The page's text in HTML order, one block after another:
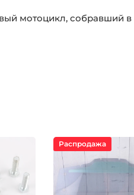
мотоцикл, собравший
Распродажа